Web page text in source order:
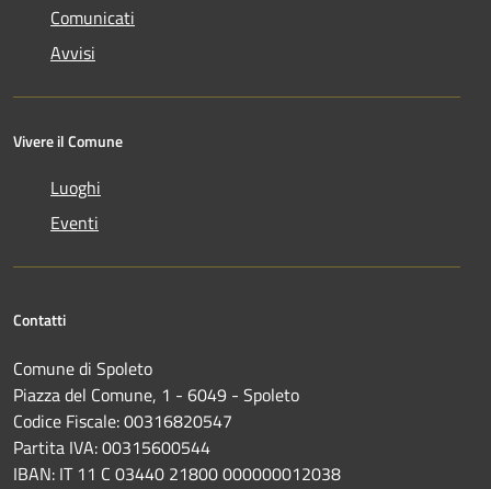
Comunicati
Avvisi
Vivere il Comune
Luoghi
Eventi
Contatti
Comune di Spoleto
Piazza del Comune, 1 - 6049 - Spoleto
Codice Fiscale: 00316820547
Partita IVA: 00315600544
IBAN: IT 11 C 03440 21800 000000012038